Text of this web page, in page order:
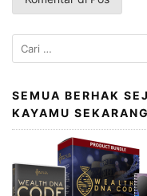
Cari
untuk:
SEMUA BERHAK
KAYAMU SEKARANG